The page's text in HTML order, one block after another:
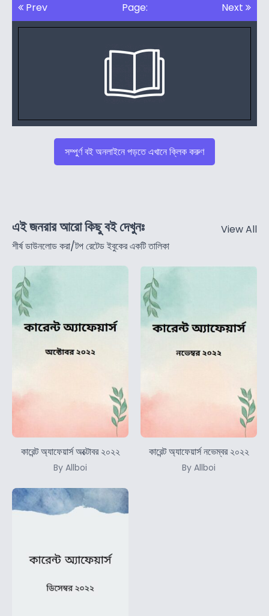
Prev Page: Next
সম্পুর্ণ বই অনলাইনে পড়তে এখানে ক্লিক করুণ
এই জনরার আরো কিছু বই দেখুনঃ
শীর্ষ ডাউনলোড করা/টপ রেটেড ইবুকের একটি তালিকা
View All
কারেন্ট অ্যাফেয়ার্স অক্টোবর ২০২২
By Allboi
কারেন্ট অ্যাফেয়ার্স নভেম্বর ২০২২
By Allboi